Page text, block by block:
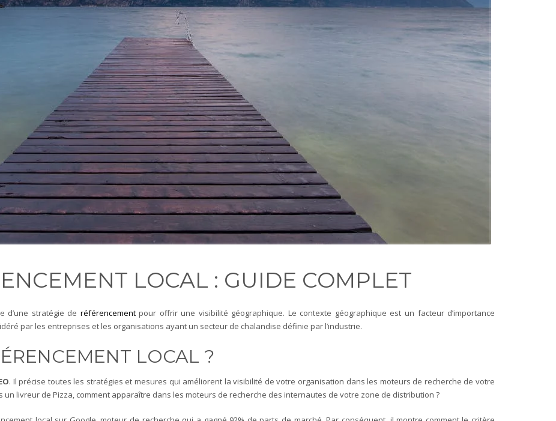
LOCAL : GUIDE COMPLET
d’une stratégie de référencement pour offrir une visibilité géographique. Le contexte géographique est un facteur d’importance
par les entreprises et les organisations ayant un secteur de chalandise définie par l’industrie.
LOCAL ?
. Il précise toutes les stratégies et mesures qui améliorent la visibilité de votre organisation dans les moteurs de recherche de votre
un livreur de Pizza, comment apparaître dans les moteurs de recherche des internautes de votre zone de distribution ?